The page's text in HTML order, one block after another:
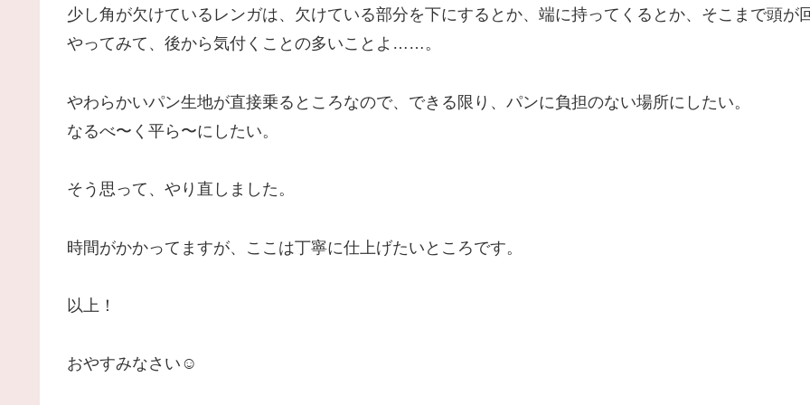
少し角が欠けているレンガは、欠けている部分を下にするとか、端に持ってくるとか、そこまで頭が
やってみて、後から気付くことの多いことよ……。
やわらかいパン生地が直接乗るところなので、できる限り、パンに負担のない場所にしたい。
なるべ〜く平ら〜にしたい。
そう思って、やり直しました。
時間がかかってますが、ここは丁寧に仕上げたいところです。
以上！
おやすみなさい☺